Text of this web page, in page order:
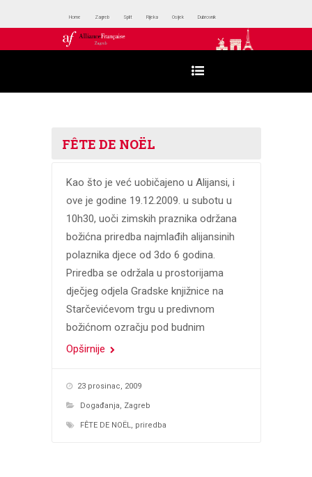
Home Zagreb Split Rijeka Osijek Dubrovnik
FÊTE DE NOËL
Kao što je već uobičajeno u Alijansi, i
ove je godine 19.12.2009. u subotu u
10h30, uoči zimskih praznika održana
božićna priredba najmlađih alijansinih
polaznika djece od 3do 6 godina.
Priredba se održala u prostorijama
dječjeg odjela Gradske knjižnice na
Starčevićevom trgu u predivnom
božićnom ozračju pod budnim
Opširnije
23 prosinac, 2009
Događanja, Zagreb
FÊTE DE NOËL, priredba